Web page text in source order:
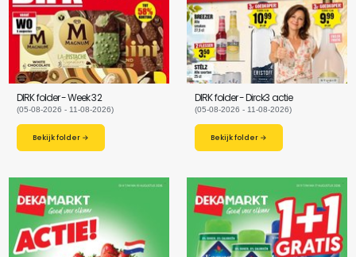
DIRK folder - Week 32
(05-08-2026 - 11-08-2026)
Bekijk folder →
DIRK folder - Dirck3 actie
(05-08-2026 - 11-08-2026)
Bekijk folder →